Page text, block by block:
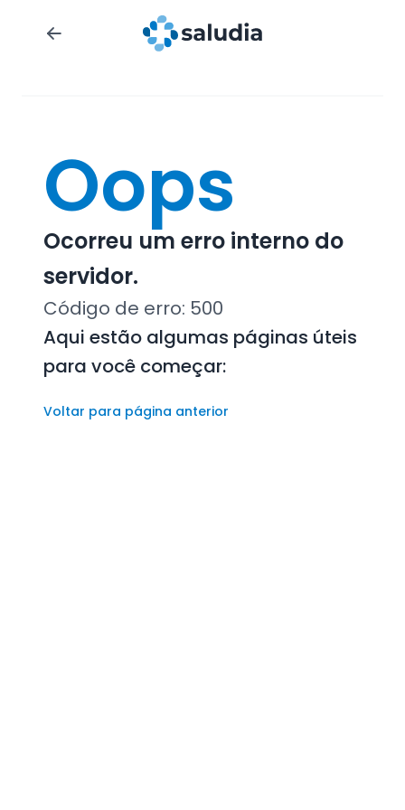
Oops
Ocorreu um erro interno do
servidor.
Código de erro: 500
Aqui estão algumas páginas úteis
para você começar:
Voltar para página anterior